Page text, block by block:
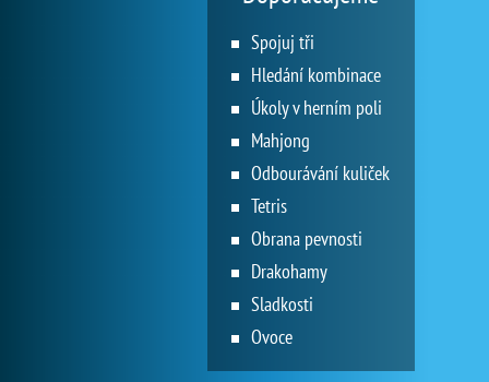
Spojuj tři
Hledání kombinace
Úkoly v herním poli
Mahjong
Odbourávání kuliček
Tetris
Obrana pevnosti
Drakohamy
Sladkosti
Ovoce